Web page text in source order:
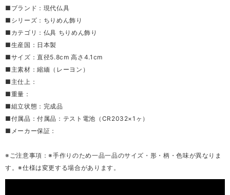
■ブランド：現代仏具
■シリーズ：ちりめん飾り
■カテゴリ：仏具 ちりめん飾り
■生産国：日本製
■サイズ：直径5.8cm 高さ4.1cm
■主素材：縮緬（レーヨン）
■主仕上：
■重量：
■組立状態：完成品
■付属品：付属品：テスト電池（CR2032×1ヶ）
■メーカー保証：
※ご注意事項：※手作りのため一品一品のサイズ・形・柄・色味が異なりま
す。※仕様は変更する場合があります。